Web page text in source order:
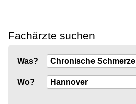
Fachärzte suchen
Was?
Wo?